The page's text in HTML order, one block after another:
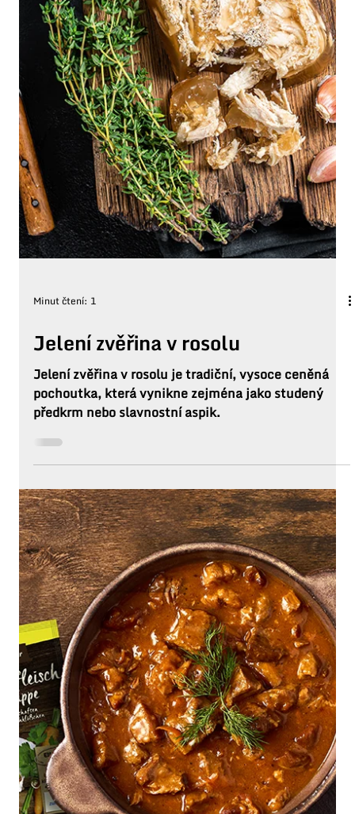
Jelení zvěřina v rosolu
Jelení zvěřina v rosolu je tradiční, vysoce ceněná
pochoutka, která vynikne zejména jako studený
předkrm nebo slavnostní aspik.